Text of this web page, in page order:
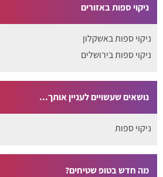
ניקוי ספות באזורים
ניקוי ספות באשקלון
ניקוי ספות בירושלים
נושאים שעשויים לעניין אותך...
ניקוי ספות
מה חדש בטופ שטיחים?